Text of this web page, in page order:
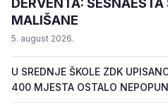
DERVENTA:
MALIŠANE
5. august 2026.
U SREDNJE ŠKOLE ZDK
400 MJESTA OSTALO